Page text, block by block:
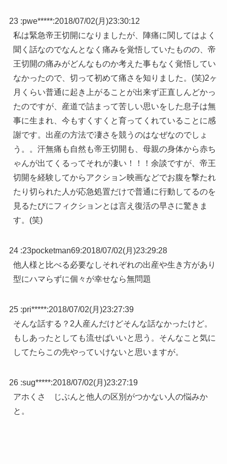
23 :pwe*****:2018/07/02(月)23:30:12
私は緊急帝王切開になりましたが、陣痛に関してはよく
聞く話なのでなんとなく痛みを覚悟していたものの、帝
王切開の痛みがどんなものか考えた事もなく覚悟してい
なかったので、切って初めて痛さを知りました。(笑)2ヶ
月くらい普通に起き上がることが出来ず正直しんどかっ
たのですが、産道で詰まって苦しい思いをした息子は無
事に生まれ、今もすくすくと育ってくれていることに感
謝です。出産の方法で凄さを競うのはなぜなのでしょ
う。。汗無痛も自然も帝王切開も、母親の身体から赤ち
ゃんが出てくるってそれが凄い！！！余談ですが、帝王
切開を経験してからアクション映画などでお腹を撃たれ
たり切られた人が応急処置だけで普通に行動してるのを
見るたびにフィクションとは言え復活の早さに驚きま
す。(笑)
24 :23pocketman69:2018/07/02(月)23:29:28
他人様と比べる必要なしそれぞれの出産や生き方があり
型にハマらずに個々が幸せなら無問題
25 :pri*****:2018/07/02(月)23:27:39
そんな話する？2人産んだけどそんな話なかったけど。
もしあったとしても流せばいいと思う。そんなこと気に
してたらこの先やっていけないと思いますが。
26 :sug*****:2018/07/02(月)23:27:19
アホくさ じぶんと他人の区別がつかない人の悩みか
と。